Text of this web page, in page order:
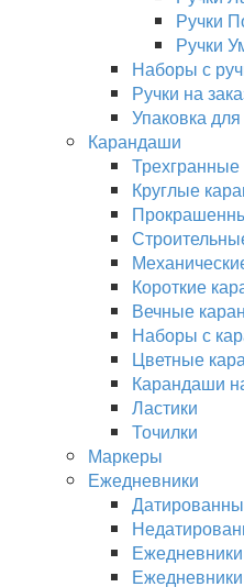
Ручки
Ручки
Наборы с
Ручки на
Упаковка
Карандаши
Круглые
Короткие
Вечные
Наборы с
Цветные
Карандаши
Ластики
Точилки
Маркеры
Ежедневники